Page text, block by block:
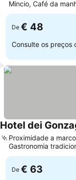
Mincio, Café da
salgado
De € 48
Consulte os preços
Hotel dei
Proximidade a
Gastronomia
Mântua
De € 63